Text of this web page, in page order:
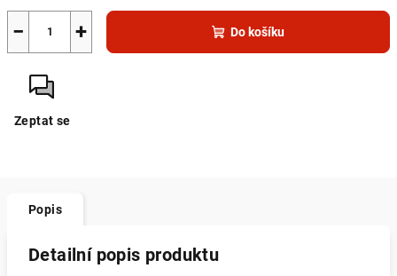
+
− Do košíku
Zeptat se
Popis
Detailní popis produktu